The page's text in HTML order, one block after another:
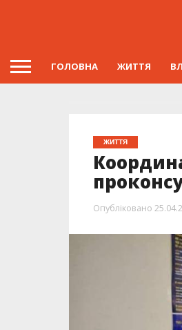
ГОЛОВНА ЖИТТЯ
ЖИТТЯ
Опубліковано